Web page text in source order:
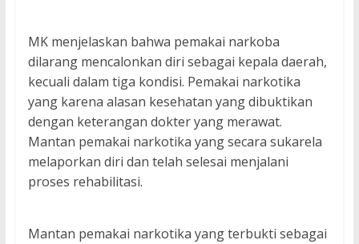
MK menjelaskan bahwa pemakai narkoba
dilarang mencalonkan diri sebagai kepala daerah,
kecuali dalam tiga kondisi. Pemakai narkotika
yang karena alasan kesehatan yang dibuktikan
dengan keterangan dokter yang merawat.
Mantan pemakai narkotika yang secara sukarela
melaporkan diri dan telah selesai menjalani
proses rehabilitasi.
Mantan pemakai narkotika yang terbukti sebagai